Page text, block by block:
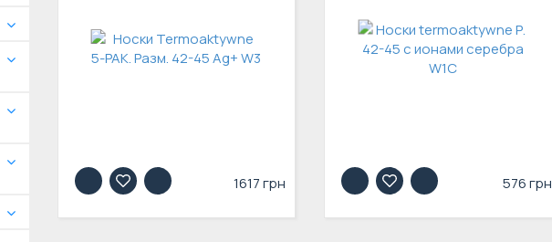
1617 грн 576 грн